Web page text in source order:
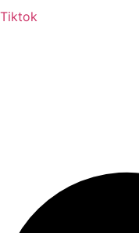
Tiktok